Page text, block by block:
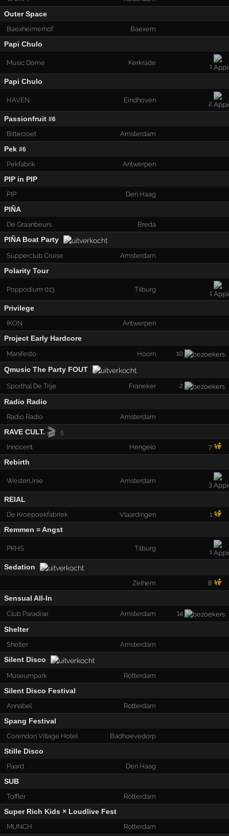
Outer Space
Baexheimerhof Baexem
Papi Chulo
Music Dome Kerkrade 1
Papi Chulo
HAVEN Eindhoven 2
Passionfruit#6
Bitterzoet Amsterdam
Pek#6
Pekfabrik Antwerpen
PIP in PIP
PIP Den Haag
PIÑA
De Graanbeurs Breda
PIÑA Boat Party
Supperclub Cruise Amsterdam
Polarity Tour
Poppodium 013 Tilburg 1
Privilege
IKON Antwerpen
Project Early Hardcore
Manifesto Hoorn 10
Qmusic The Party FOUT
Sporthal De Trije Franeker 2
Radio Radio
Radio Radio Amsterdam
RAVE CULT. 🎬 5
Innocent Hengelo 7
Rebirth
WesterUnie Amsterdam 3
REIAL
De Kroepoekfabriek Vlaardingen 1
Remmen = Angst
PKHS Tilburg 1
Sedation
Zelhem 8
Sensual All-In
Club Paradise Amsterdam 14
Shelter
Shelter Amsterdam
Silent Disco
Museumpark Rotterdam
Silent Disco Festival
Annabel Rotterdam
Spang Festival
Corendon Village Hotel Badhoevedorp
Stille Disco
Paard Den Haag
SUB
Toffler Rotterdam
Super Rich Kids × Loudlive Fest
MUNCH Rotterdam